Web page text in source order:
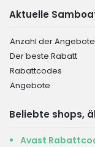
Aktuelle
Anzahl der Angebote
Der beste Rabatt
Rabattcodes
Angebote
Beliebte shops,
Avast